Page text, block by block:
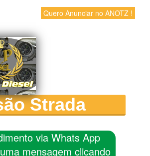
Quero Anunciar no ANOTZ !
Strada
via Whats App
mensagem clicando